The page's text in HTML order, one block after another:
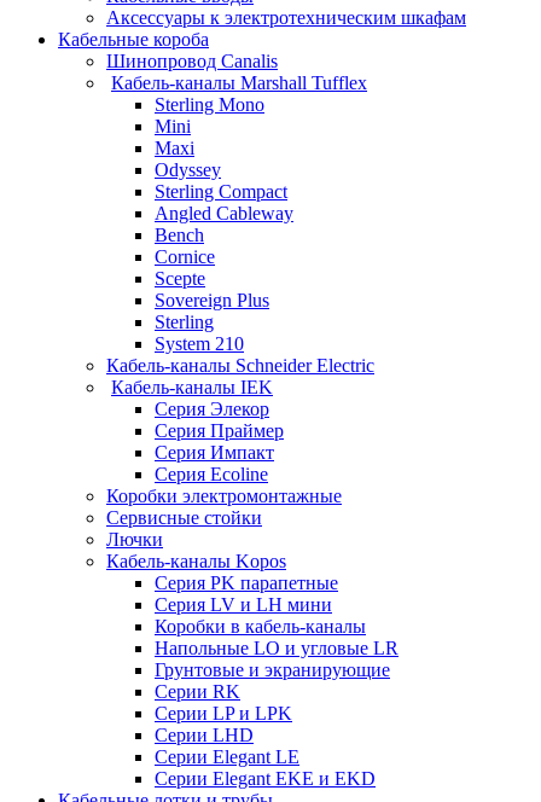
Аксессуары к электротехническим шкафам
Кабельные короба
Шинопровод Canalis
Кабель-каналы Marshall Tufflex
Sterling Mono
Mini
Maxi
Odyssey
Sterling Compact
Angled Cableway
Bench
Cornice
Scepte
Sovereign Plus
Sterling
System 210
Кабель-каналы Schneider Electric
Кабель-каналы IEK
Серия Элекор
Серия Праймер
Серия Импакт
Серия Ecoline
Коробки электромонтажные
Сервисные стойки
Лючки
Кабель-каналы Kopos
Серия PK парапетные
Серия LV и LH мини
Коробки в кабель-каналы
Напольные LO и угловые LR
Грунтовые и экранирующие
Серии RK
Серии LP и LPK
Серии LHD
Серии Elegant LE
Серии Elegant EKE и EKD